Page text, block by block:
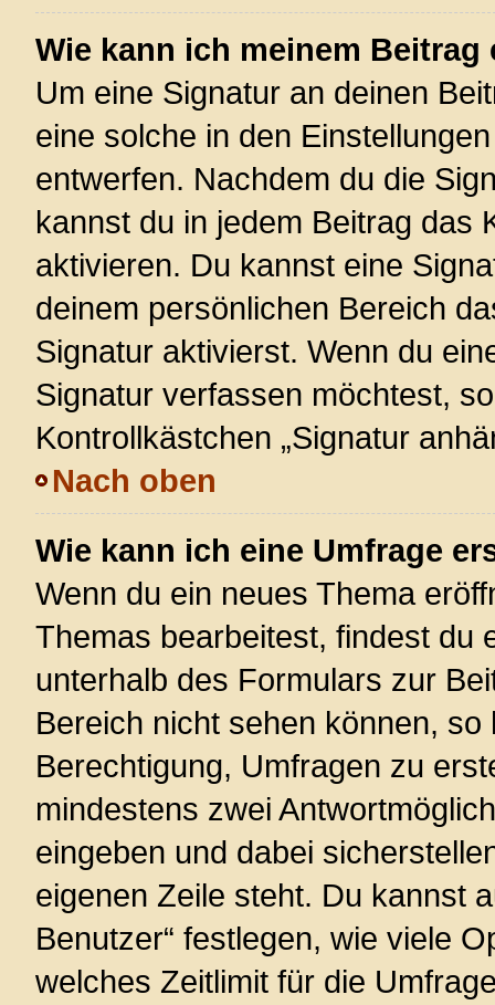
Wie kann ich meinem
Um eine Signatur an deinen
eine solche in den
entwerfen. Nachdem du die
kannst du in jedem Beitrag das
aktivieren. Du kannst eine
deinem persönlichen Bereich
Signatur aktivierst. Wenn du
Signatur verfassen möchtest,
Kontrollkästchen „Signatur
Nach oben
Wie kann ich eine Umfrage
Wenn du ein neues Thema
Themas bearbeitest, findest du
unterhalb des Formulars zur
Bereich nicht sehen können,
Berechtigung, Umfragen zu
mindestens zwei
eingeben und dabei
eigenen Zeile steht. Du kannst
Benutzer“ festlegen, wie viele
welches Zeitlimit für die